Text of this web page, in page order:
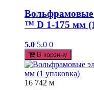
™ D 1-175 мм
5.0 5.0 0
В корзину
16 742 м